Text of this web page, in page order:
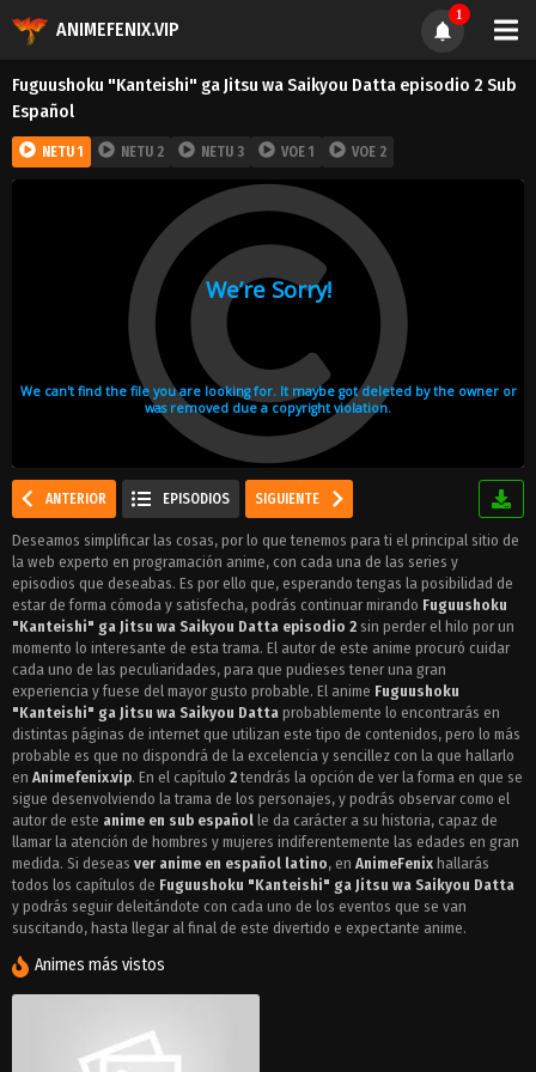
ANIMEFENIX.VIP
1
Fuguushoku "Kanteishi" ga Jitsu wa Saikyou Datta episodio 2 Sub
Español
NETU 1 NETU 2 NETU 3 VOE 1 VOE 2
ANTERIOR EPISODIOS SIGUIENTE
Deseamos simplificar las cosas, por lo que tenemos para ti el principal sitio de
la web experto en programación anime, con cada una de las series y
episodios que deseabas. Es por ello que, esperando tengas la posibilidad de
estar de forma cómoda y satisfecha, podrás continuar mirando Fuguushoku
"Kanteishi" ga Jitsu wa Saikyou Datta episodio 2 sin perder el hilo por un
momento lo interesante de esta trama. El autor de este anime procuró cuidar
cada uno de las peculiaridades, para que pudieses tener una gran
experiencia y fuese del mayor gusto probable. El anime Fuguushoku
"Kanteishi" ga Jitsu wa Saikyou Datta probablemente lo encontrarás en
distintas páginas de internet que utilizan este tipo de contenidos, pero lo más
probable es que no dispondrá de la excelencia y sencillez con la que hallarlo
en Animefenix.vip. En el capítulo 2 tendrás la opción de ver la forma en que se
sigue desenvolviendo la trama de los personajes, y podrás observar como el
autor de este anime en sub español le da carácter a su historia, capaz de
llamar la atención de hombres y mujeres indiferentemente las edades en gran
medida. Si deseas ver anime en español latino, en AnimeFenix hallarás
todos los capítulos de Fuguushoku "Kanteishi" ga Jitsu wa Saikyou Datta
y podrás seguir deleitándote con cada uno de los eventos que se van
suscitando, hasta llegar al final de este divertido e expectante anime.
Animes más vistos